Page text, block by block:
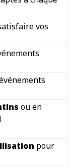
vos
ou en
pour